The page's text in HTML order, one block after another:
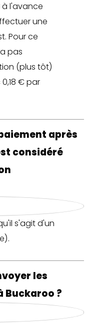
à l'avance
une
Pour ce
pas
(plus tôt)
€ par
après
considéré
s'agit d'un
les
Buckaroo ?